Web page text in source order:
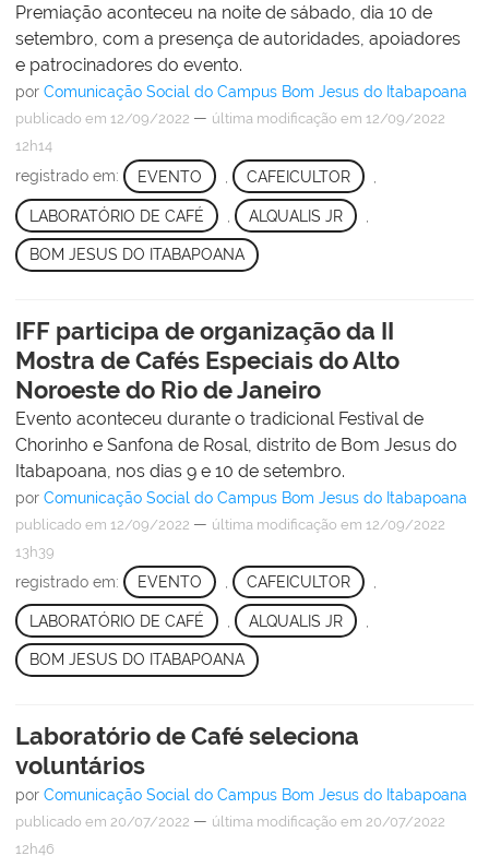
Premiação aconteceu na noite de sábado, dia 10 de
setembro, com a presença de autoridades, apoiadores
e patrocinadores do evento.
por Comunicação Social do Campus Bom Jesus do Itabapoana
publicado em 12/09/2022 — última modificação em 12/09/2022
12h14
registrado em: EVENTO CAFEICULTOR
LABORATÓRIO DE CAFÉ ALQUALIS JR
BOM JESUS DO ITABAPOANA
IFF participa de organização da II
Mostra de Cafés Especiais do Alto
Noroeste do Rio de Janeiro
Evento aconteceu durante o tradicional Festival de
Chorinho e Sanfona de Rosal, distrito de Bom Jesus do
Itabapoana, nos dias 9 e 10 de setembro.
por Comunicação Social do Campus Bom Jesus do Itabapoana
publicado em 12/09/2022 — última modificação em 12/09/2022
13h39
registrado em: EVENTO CAFEICULTOR
LABORATÓRIO DE CAFÉ ALQUALIS JR
BOM JESUS DO ITABAPOANA
Laboratório de Café seleciona
voluntários
por Comunicação Social do Campus Bom Jesus do Itabapoana
publicado em 20/07/2022 — última modificação em 20/07/2022
12h46